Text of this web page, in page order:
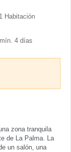
1 Habitación
mín. 4 días
zona tranquila
de La Palma. La
un salón, una